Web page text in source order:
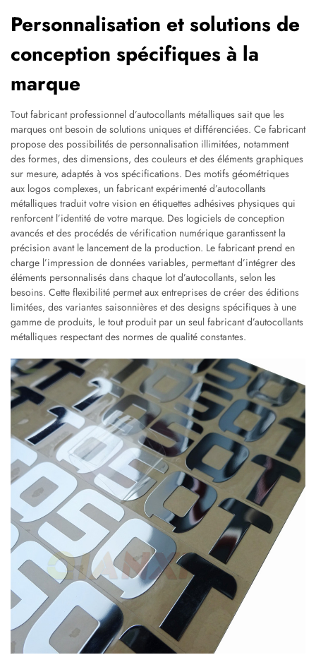
Personnalisation et solutions de
conception spécifiques à la
marque
Tout fabricant professionnel d’autocollants métalliques sait que les
marques ont besoin de solutions uniques et différenciées. Ce fabricant
propose des possibilités de personnalisation illimitées, notamment
des formes, des dimensions, des couleurs et des éléments graphiques
sur mesure, adaptés à vos spécifications. Des motifs géométriques
aux logos complexes, un fabricant expérimenté d’autocollants
métalliques traduit votre vision en étiquettes adhésives physiques qui
renforcent l’identité de votre marque. Des logiciels de conception
avancés et des procédés de vérification numérique garantissent la
précision avant le lancement de la production. Le fabricant prend en
charge l’impression de données variables, permettant d’intégrer des
éléments personnalisés dans chaque lot d’autocollants, selon les
besoins. Cette flexibilité permet aux entreprises de créer des éditions
limitées, des variantes saisonnières et des designs spécifiques à une
gamme de produits, le tout produit par un seul fabricant d’autocollants
métalliques respectant des normes de qualité constantes.